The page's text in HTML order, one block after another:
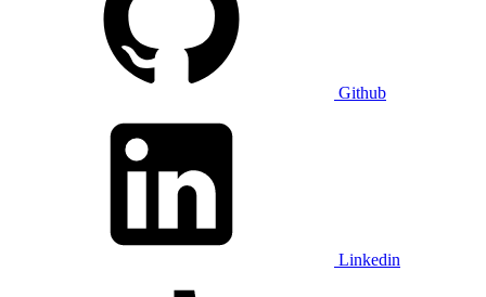
Github
Linkedin